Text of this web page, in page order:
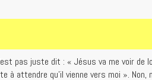
pas juste dit : « Jésus va me voir de
à attendre qu’il vienne vers moi ». Non,